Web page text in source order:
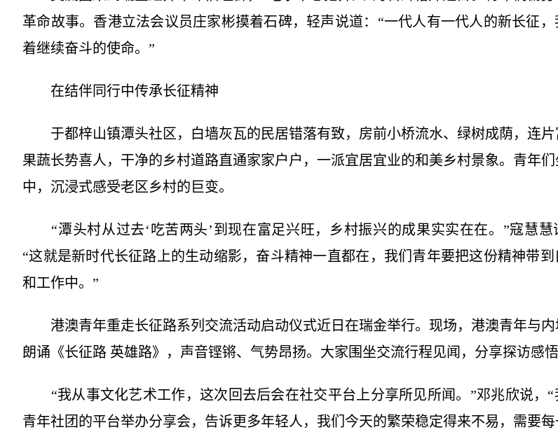
革命故事。香港立法会议员庄家彬摸着石碑，轻声说道：“一代人有一代人的新长征，
着继续奋斗的使命。”
在结伴同行中传承长征精神
于都梓山镇潭头社区，白墙灰瓦的民居错落有致，房前小桥流水、绿树成荫，连片
果蔬长势喜人，干净的乡村道路直通家家户户，一派宜居宜业的和美乡村景象。青年
中，沉浸式感受老区乡村的巨变。
“潭头村从过去‘吃苦两头’到现在富足兴旺，乡村振兴的成果实实在在。”寇慧慧
“这就是新时代长征路上的生动缩影，奋斗精神一直都在，我们青年要把这份精神带
和工作中。”
港澳青年重走长征路系列交流活动启动仪式近日在瑞金举行。现场，港澳青年与内
朗诵《长征路 英雄路》，声音铿锵、气势昂扬。大家围坐交流行程见闻，分享探访感悟
“我从事文化艺术工作，这次回去后会在社交平台上分享所见所闻。”邓兆欣说，“
青年社团的平台举办分享会，告诉更多年轻人，我们今天的繁荣稳定得来不易，需要每